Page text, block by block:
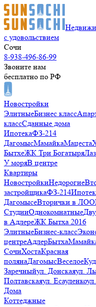
с удовольствием
Сочи
8-938-496-86-99
Звоните нам
бесплатно по РФ
Новостройки
ЭлитныеБизнес класс
классСданные дома
ИпотекаФЗ-214
ДагомысМамайкаМацеста
БытхеЖК Три Богатыря
У моряВ центре
Квартиры
НовостройкиНедорогие
застройщикаФЗ-214
ДагомысеВторички в ЛОО
СтудииОднокомнатные
в АдлереЖК Бытха 2016
ЭлитныеБизнес-класс
центреАдлерБытха
СочиХостаКрасная
полянаДагомысВеселое
Заречныйул. Донскаяул.
Полтавскаяул. Есауленко
Дома
Коттеджные